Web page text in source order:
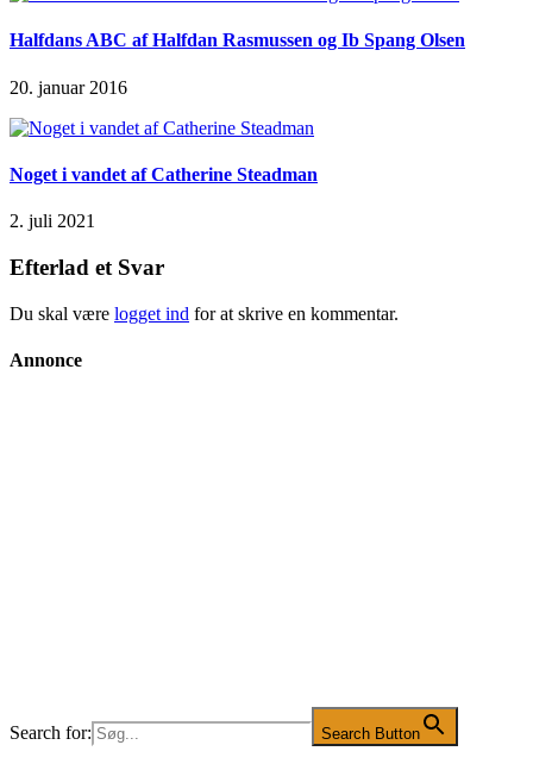
Halfdans ABC af Halfdan Rasmussen og Ib Spang Olsen
20. januar 2016
Noget i vandet af Catherine Steadman
2. juli 2021
Efterlad et Svar
Du skal være logget ind for at skrive en kommentar.
Annonce
Search for: Search Button